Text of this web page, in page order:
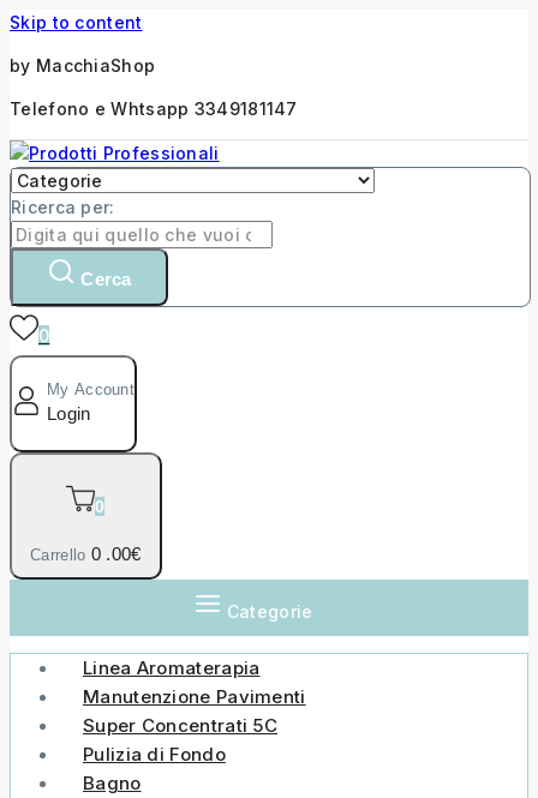
Skip to content
by MacchiaShop
Telefono e Whtsapp 3349181147
Ricerca per:
Cerca
0
My Account
Login
0
Carrello 0 .00€
Categorie
Linea Aromaterapia
Manutenzione Pavimenti
Super Concentrati 5C
Pulizia di Fondo
Bagno